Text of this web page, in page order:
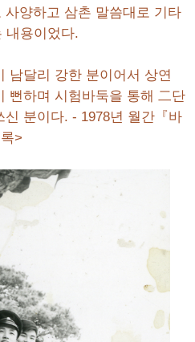
양하고 삼촌 말씀대로 기타
내용이었다.
남달리 강한 분이어서 상연
뻔하며 시험바둑을 통해 二단
분이다. - 1978년 월간『바
>